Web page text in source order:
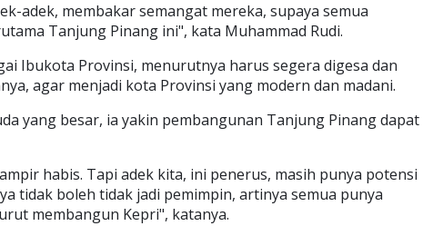
adek, membakar semangat mereka, supaya semua
Tanjung Pinang ini", kata Muhammad Rudi.
Ibukota Provinsi, menurutnya harus segera digesa dan
agar menjadi kota Provinsi yang modern dan madani.
yang besar, ia yakin pembangunan Tanjung Pinang dapat
habis. Tapi adek kita, ini penerus, masih punya potensi
tidak boleh tidak jadi pemimpin, artinya semua punya
membangun Kepri", katanya.